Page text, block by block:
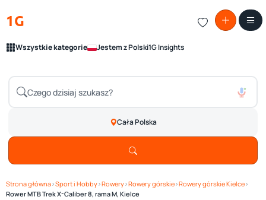
1G
Wszystkie kategorie Jestem z Polski1G Insights
Cała Polska
Strona główna›Sport i Hobby›Rowery›Rowery górskie›Rowery górskie Kielce›
Rower MTB Trek X-Caliber 8, rama M, Kielce
1/ 4 Zobacz galerię